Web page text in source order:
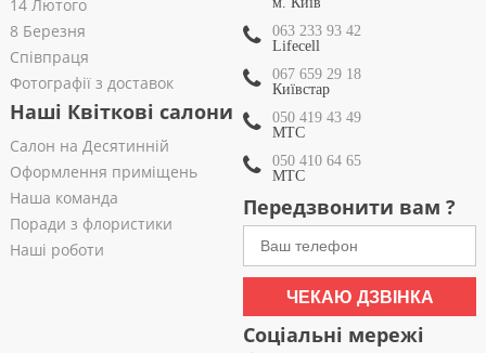
14 Лютого
8 Березня
Співпраця
Фотографії з доставок
Наші Квіткові салони
Салон на Десятинній
Оформлення приміщень
Наша команда
Поради з флористики
Наші роботи
063 233 93 42
Lifecell
067 659 29 18
Київстар
050 419 43 49
МТС
050 410 64 65
МТС
Передзвонити вам ?
ЧЕКАЮ ДЗВІНКА
Соціальні мережі